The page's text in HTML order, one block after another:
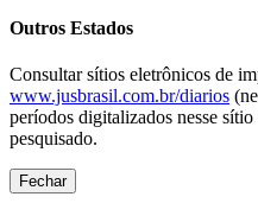
Outros Estados
Consultar sítios eletrônicos de
www.jusbrasil.com.br/diarios
períodos digitalizados nesse
pesquisado.
Fechar